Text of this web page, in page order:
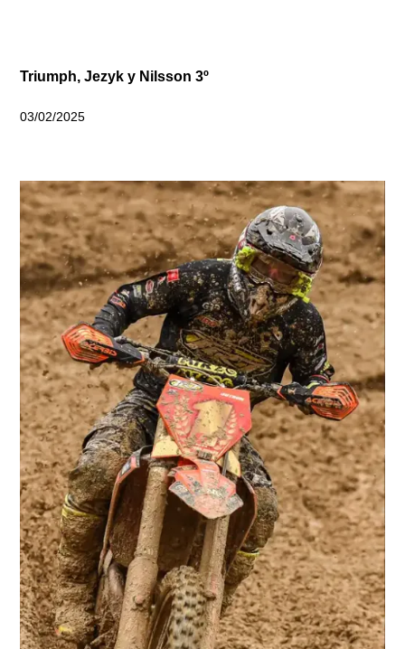
Triumph, Jezyk y Nilsson 3º
03/02/2025